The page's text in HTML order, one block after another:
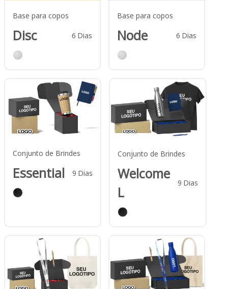
Base para copos
Disc 6 Dias
Base para copos
Node 6 Dias
Conjunto de Brindes
Essential 9 Dias
Conjunto de Brindes
Welcome
L
9 Dias